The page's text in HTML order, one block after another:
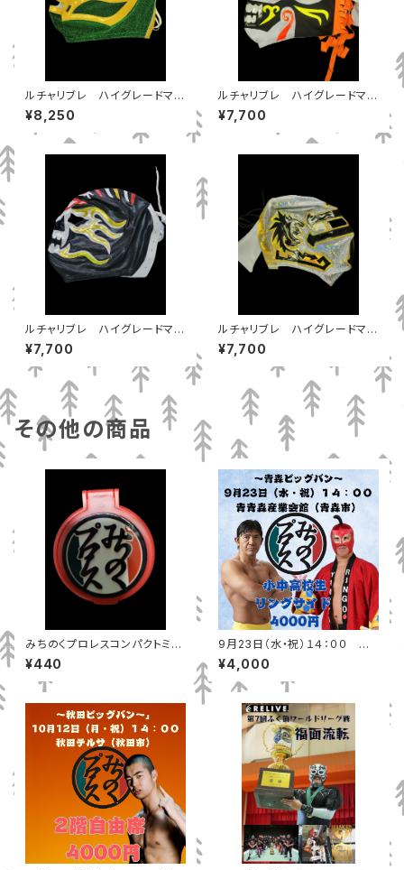
ルチャリブレ ハイグレードマス
ク フィシュマン
¥8,250
ルチャリブレ ハイグレードマス
ク メフィスト
¥7,700
ルチャリブレ ハイグレードマス
ク ティタン
¥7,700
ルチャリブレ ハイグレードマス
ク テンプラリオ
¥7,700
その他の商品
みちのくプロレスコンパクトミラ
ー
¥440
9月23日（水・祝）１４：００ 青
森産業会館（青森市）小中高校
生リングサイド
¥4,000